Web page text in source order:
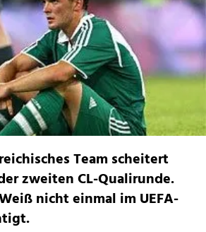
Team scheitert
zweiten CL-Qualirunde.
nicht einmal im UEFA-